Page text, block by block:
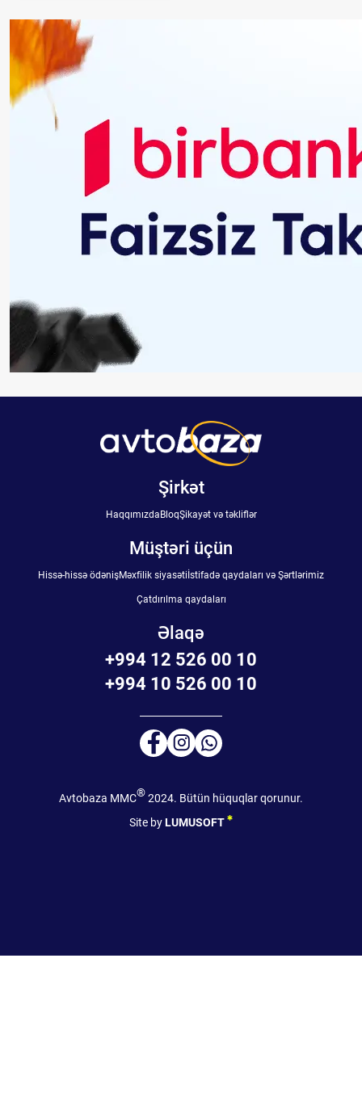
Şirkət
HaqqımızdaBloqŞikayət və təkliflər
Müştəri üçün
Hissə-hissə ödənişMəxfilik siyasətiİstifadə qaydaları və Şərtlərimiz
Çatdırılma qaydaları
Əlaqə
+994 12 526 00 10
+994 10 526 00 10
Avtobaza MMC®2024. Bütün hüquqlar qorunur.
Site byLUMUSOFT